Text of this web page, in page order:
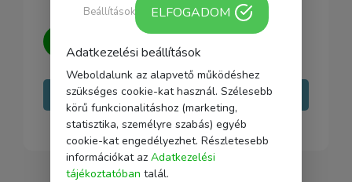
Kérdésed van?Írj nekünk, igyekszünk
minden kérdésedre választ adni.
Írj nekünk
Adatkezelési beállítások
Weboldalunk az alapvető működéshez
szükséges cookie-kat használ. Szélesebb
körű funkcionalitáshoz (marketing,
statisztika, személyre szabás) egyéb
cookie-kat engedélyezhet. Részletesebb
információkat az Adatkezelési
tájékoztatóban talál.
Beállítások ELFOGADOM